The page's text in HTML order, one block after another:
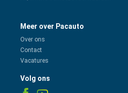
Meer over Pacauto
Over ons
Contact
Vacatures
Volg ons